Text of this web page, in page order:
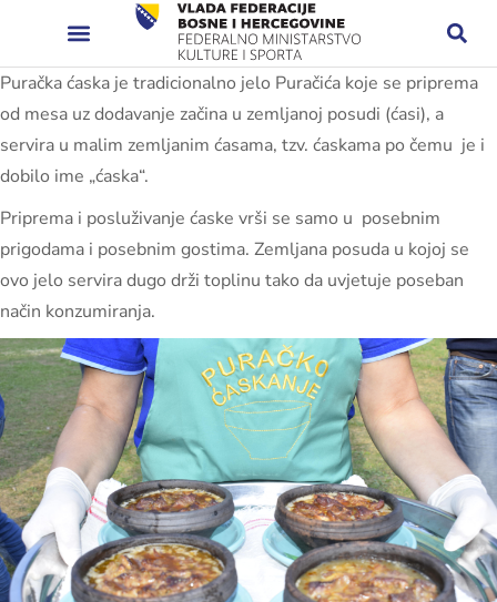
Puračka ćaska je tradicionalno jelo Puračića koje se priprema
od mesa uz dodavanje začina u zemljanoj posudi (ćasi), a
servira u malim zemljanim ćasama, tzv. ćaskama po čemu je i
dobilo ime „ćaska“.
Priprema i posluživanje ćaske vrši se samo u posebnim
prigodama i posebnim gostima. Zemljana posuda u kojoj se
ovo jelo servira dugo drži toplinu tako da uvjetuje poseban
način konzumiranja.